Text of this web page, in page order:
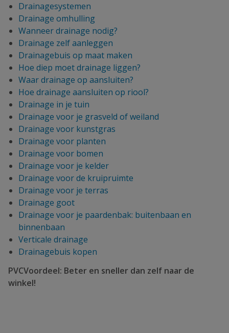
Drainagesystemen
Drainage omhulling
Wanneer drainage nodig?
Drainage zelf aanleggen
Drainagebuis op maat maken
Hoe diep moet drainage liggen?
Waar drainage op aansluiten?
Hoe drainage aansluiten op riool?
Drainage in je tuin
Drainage voor je grasveld of weiland
Drainage voor kunstgras
Drainage voor planten
Drainage voor bomen
Drainage voor je kelder
Drainage voor de kruipruimte
Drainage voor je terras
Drainage goot
Drainage voor je paardenbak: buitenbaan en
binnenbaan
Verticale drainage
Drainagebuis kopen
PVCVoordeel: Beter en sneller dan zelf naar de
winkel!